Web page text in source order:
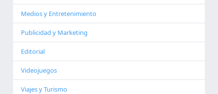
Medios y Entretenimiento
Publicidad y Marketing
Editorial
Videojuegos
Viajes y Turismo